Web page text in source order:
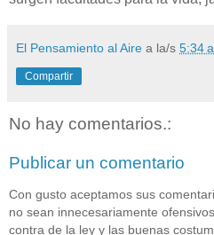
El Pensamiento al Aire a la/s 5:34
Compartir
No hay comentarios.:
Publicar un comentario
Con gusto aceptamos sus
no sean innecesariamente
contra de la ley y las buenas